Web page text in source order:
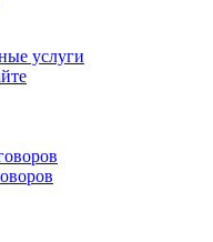
услуги